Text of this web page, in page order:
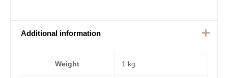
Additional information
Weight 1 kg